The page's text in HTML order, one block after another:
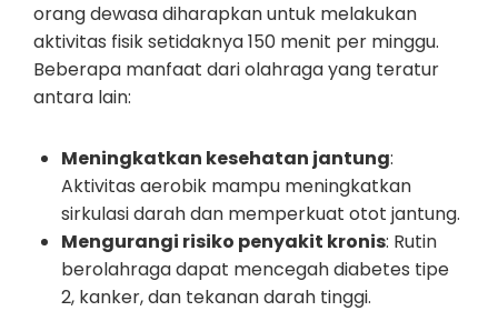
orang dewasa diharapkan untuk melakukan
aktivitas fisik setidaknya 150 menit per minggu.
Beberapa manfaat dari olahraga yang teratur
antara lain:
Meningkatkan kesehatan jantung:
Aktivitas aerobik mampu meningkatkan
sirkulasi darah dan memperkuat otot jantung.
Mengurangi risiko penyakit kronis: Rutin
berolahraga dapat mencegah diabetes tipe
2, kanker, dan tekanan darah tinggi.